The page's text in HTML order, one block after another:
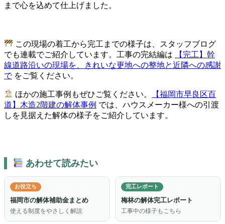
まで心を込めて仕上げました。
この現場の着工から完工までの様子は、スタッフブログ
でも連載でご紹介しています。工事の完結編は
【完工】幹
線道路沿いの現場を、きれいな更地への整地と近隣への感謝
でをご覧ください。
ほかの施工事例もぜひご覧ください。
【福岡市早良区百
道】木造2階建の解体事例 では、ハウスメーカー様への引渡
しを見据えた解体の様子をご紹介しています。
あわせて読みたい
お役立ち
福岡市の解体補助金まとめ
使える制度をやさしく解説
完工レポート
梅林の解体完工レポート
工事中の様子もこちら